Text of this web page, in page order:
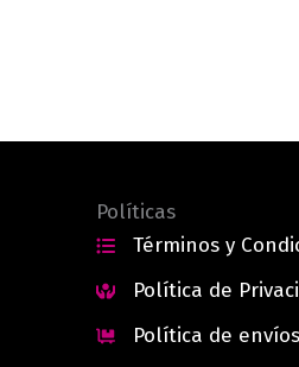
Políticas
Términos y
Política de
Política de envíos